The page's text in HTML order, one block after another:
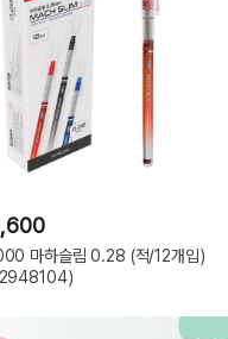
마하슬림 0.28 (적/12개입)